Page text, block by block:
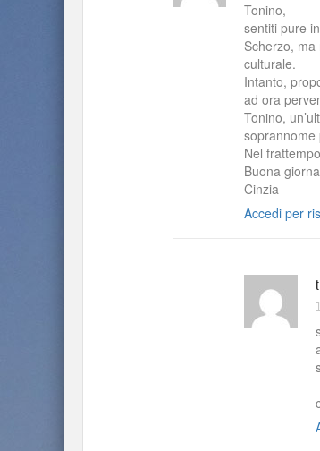
Tonino,
sentiti pure
Scherzo,
culturale.
Intanto,
ad ora
Tonino,
soprannome
Nel
Buona
Cinzia
Accedi per